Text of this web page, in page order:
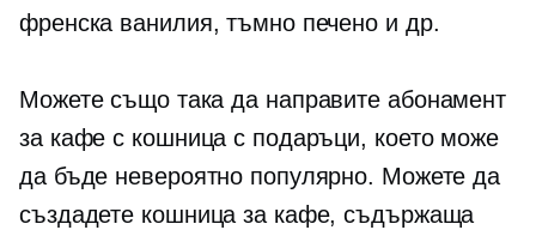
френска ванилия, тъмно печено и др.
Можете също така да направите абонамент
за кафе с кошница с подаръци, което може
да бъде невероятно популярно. Можете да
създадете кошница за кафе, съдържаща